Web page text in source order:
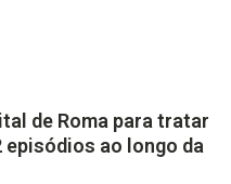
de Roma para tratar
ao longo da